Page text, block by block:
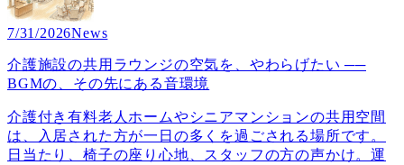
7/31/2026News
介護施設の共用ラウンジの空気を、やわらげたい ──
BGMの、その先にある音環境
介護付き有料老人ホームやシニアマンションの共用空間
は、入居された方が一日の多くを過ごされる場所です。
日当たり、椅子の座り心地、スタッフの方の声かけ。運